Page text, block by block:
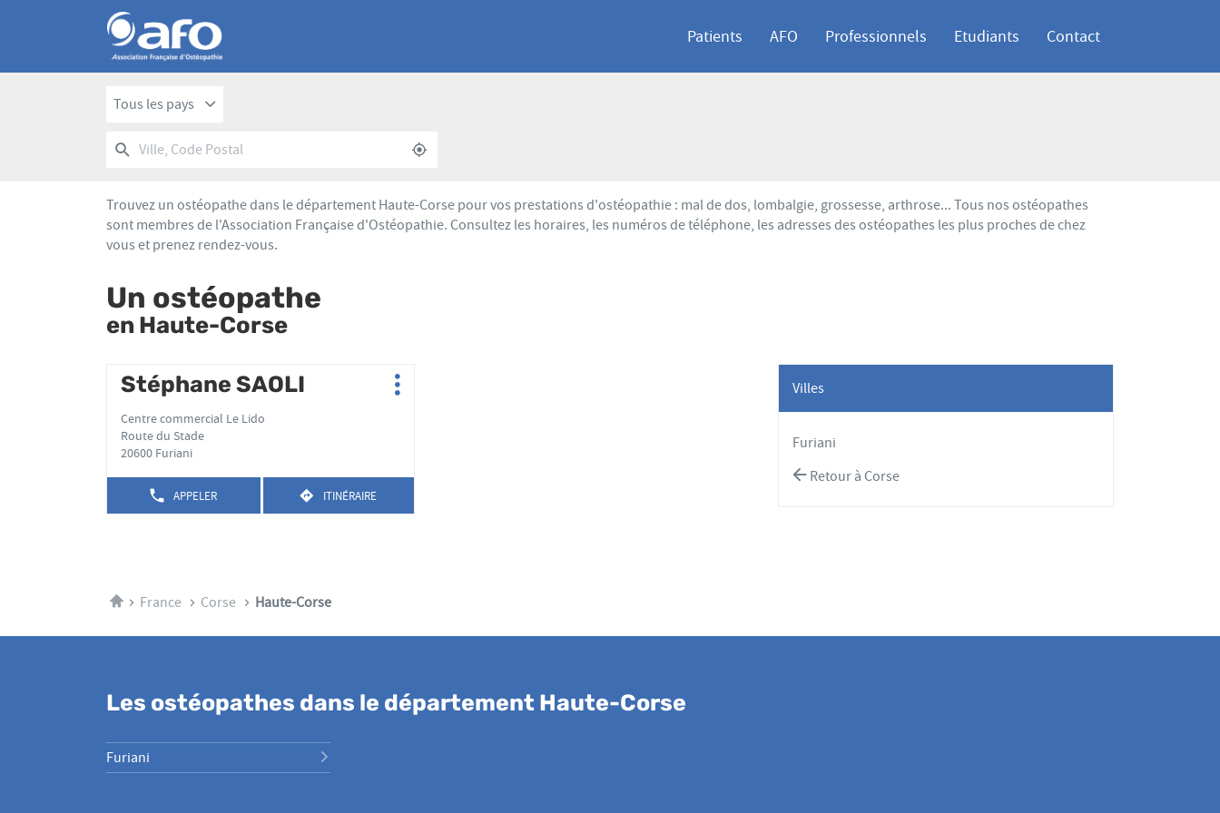
Patients AFO Professionnels Etudiants Contact
Tous les pays
Ville,
Postal
À
,
POINT
DE
VENTE
RECHERCHER
UN
VENTE
AFO
Trouvez un ostéopathe dans le département Haute-Corse pour vos prestations d'ostéopathie : mal de dos, lombalgie, grossesse, arthrose... Tous nos ostéopathes
sont membres de l'Association Française d'Ostéopathie. Consultez les horaires, les numéros de téléphone, les adresses des ostéopathes les plus proches de chez
vous et prenez rendez-vous.
Un ostéopathe
en Haute-Corse
Villes
Furiani
Retour à Corse
Appuyer
sur
touche
ENTRÉE
pour
obtenir
de
Point
vente
:
Stéphane SAOLI
Centre commercial Le Lido
Route du Stade
20600 Furiani
APPELER
AFFICHER
LE
POINT
DE
STÉPHANE
ITINÉRAIRE
JUSQU'AU
POINT
Plus
AccueilFrance Corse Haute-Corse
Les ostéopathes dans le département Haute-Corse
Furiani